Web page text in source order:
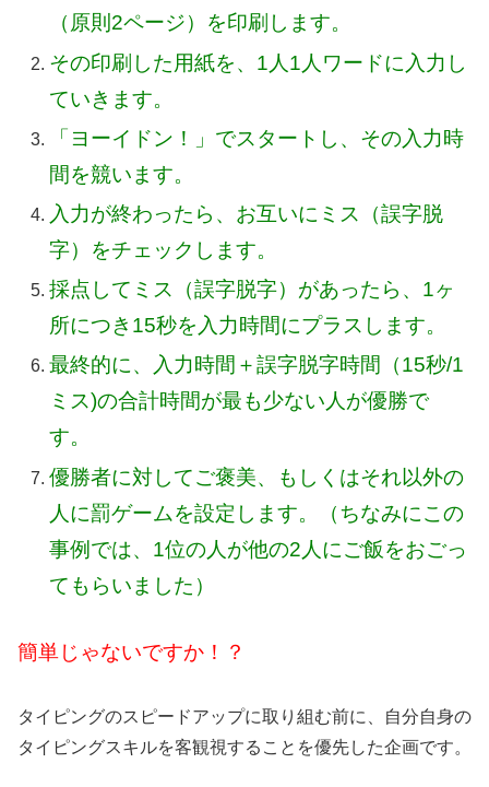
（原則2ページ）を印刷します。
その印刷した用紙を、1人1人ワードに入力し
ていきます。
「ヨーイドン！」でスタートし、その入力時
間を競います。
入力が終わったら、お互いにミス（誤字脱
字）をチェックします。
採点してミス（誤字脱字）があったら、1ヶ
所につき15秒を入力時間にプラスします。
最終的に、入力時間＋誤字脱字時間（15秒/1
ミス)の合計時間が最も少ない人が優勝で
す。
優勝者に対してご褒美、もしくはそれ以外の
人に罰ゲームを設定します。（ちなみにこの
事例では、1位の人が他の2人にご飯をおごっ
てもらいました）
簡単じゃないですか！？
タイピングのスピードアップに取り組む前に、自分自身の
タイピングスキルを客観視することを優先した企画です。